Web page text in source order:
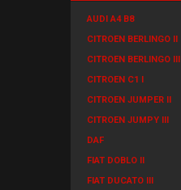
AUDI A4 B8
CITROEN BERLINGO II
CITROEN BERLINGO III
CITROEN C1 I
CITROEN JUMPER II
CITROEN JUMPY III
DAF
FIAT DOBLO II
FIAT DUCATO III